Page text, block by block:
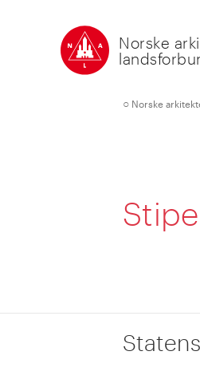
Norske
○ Norske